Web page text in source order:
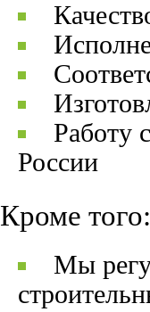
Работу
России
Кроме того:
Мы